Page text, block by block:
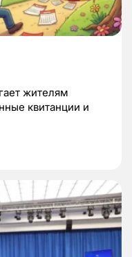
жителям
квитанции и